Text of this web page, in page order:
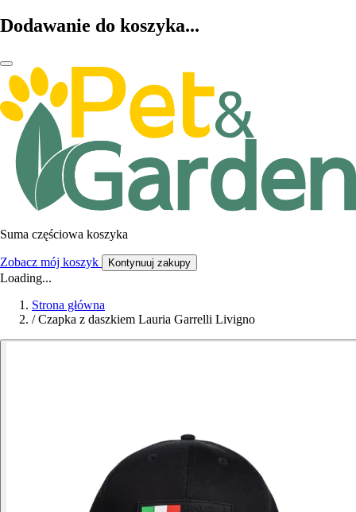
Dodawanie do koszyka...
Suma częściowa koszyka
Zobacz mój koszyk Kontynuuj zakupy
Loading...
Strona główna
/ Czapka z daszkiem Lauria Garrelli Livigno